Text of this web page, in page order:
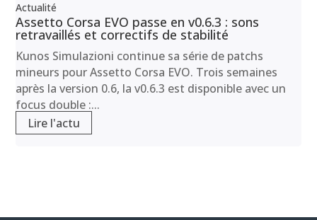
Actualité
Assetto Corsa EVO passe en v0.6.3 : sons
retravaillés et correctifs de stabilité
Kunos Simulazioni continue sa série de patchs
mineurs pour Assetto Corsa EVO. Trois semaines
après la version 0.6, la v0.6.3 est disponible avec un
focus double :...
Lire l'actu